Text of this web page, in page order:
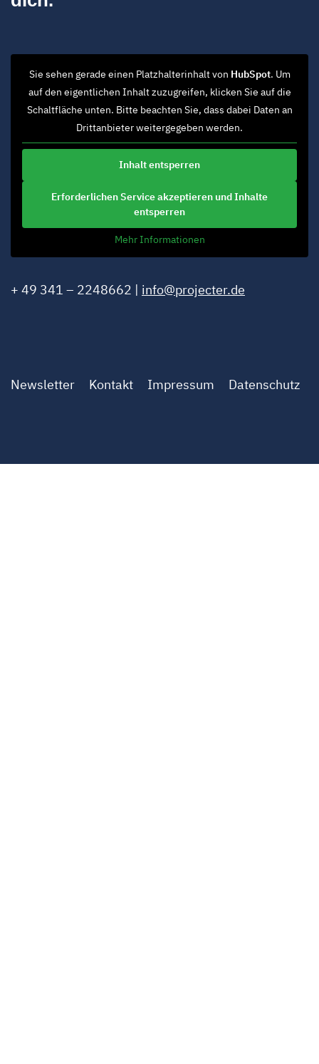
Sie sehen gerade einen Platzhalterinhalt von HubSpot. Um
auf den eigentlichen Inhalt zuzugreifen, klicken Sie auf die
Schaltfläche unten. Bitte beachten Sie, dass dabei Daten an
Drittanbieter weitergegeben werden.
Inhalt entsperren
Erforderlichen Service akzeptieren und Inhalte
entsperren
Mehr Informationen
+ 49 341 – 2248662 | info@projecter.de
Newsletter Kontakt Impressum Datenschutz